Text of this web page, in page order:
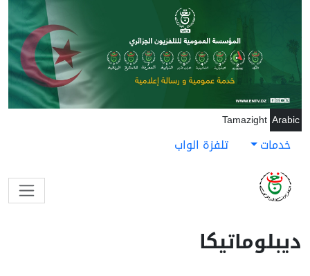
تجاوز إلى المحتوى الرئيسي
Arabic
Tamazight
خدمات تلفزة الواب
ديبلوماتيكا